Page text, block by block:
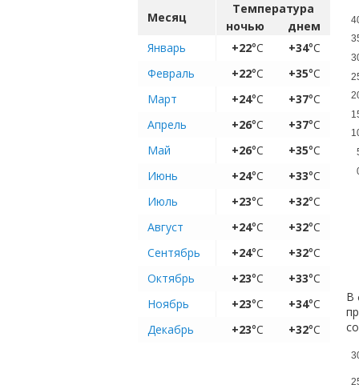
Месяц
Температура
ночью
днем
Январь
+22°C +34°C
Февраль
+22°C +35°C
Март
+24°C +37°C
Апрель
+26°C +37°C
Май
+26°C +35°C
Июнь
+24°C +33°C
Июль
+23°C +32°C
Август
+24°C +32°C
Сентябрь
+24°C +32°C
Октябрь
+23°C +33°C
Ноябрь
+23°C +34°C
Декабрь
+23°C +32°C
В